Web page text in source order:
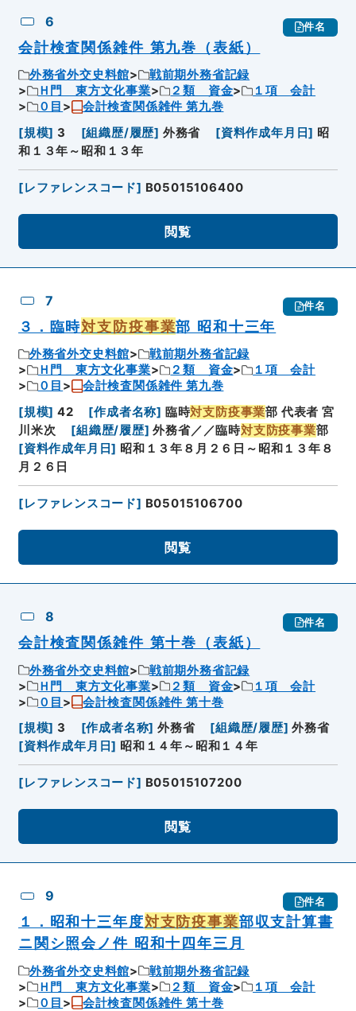
6 件名
会計検査関係雑件 第九巻（表紙）
外務省外交史料館
戦前期外務省記録
Ｈ門 東方文化事業
２類 資金
１項 会計
０目
会計検査関係雑件 第九巻
[規模] 3 [組織歴/履歴] 外務省 [資料作成年月日] 昭
和１３年～昭和１３年
[レファレンスコード] B05015106400
閲覧
7 件名
３．臨時対支防疫事業部 昭和十三年
外務省外交史料館
戦前期外務省記録
Ｈ門 東方文化事業
２類 資金
１項 会計
０目
会計検査関係雑件 第九巻
[規模] 42 [作成者名称] 臨時対支防疫事業部 代表者 宮
川米次
[組織歴/履歴] 外務省／／臨時対支防疫事業部
[資料作成年月日] 昭和１３年８月２６日～昭和１３年８
月２６日
[レファレンスコード] B05015106700
閲覧
8 件名
会計検査関係雑件 第十巻（表紙）
外務省外交史料館
戦前期外務省記録
Ｈ門 東方文化事業
２類 資金
１項 会計
０目
会計検査関係雑件 第十巻
[規模] 3 [作成者名称] 外務省 [組織歴/履歴] 外務省
[資料作成年月日] 昭和１４年～昭和１４年
[レファレンスコード] B05015107200
閲覧
9 件名
１．昭和十三年度対支防疫事業部収支計算書
ニ関シ照会ノ件 昭和十四年三月
外務省外交史料館
戦前期外務省記録
Ｈ門 東方文化事業
２類 資金
１項 会計
０目
会計検査関係雑件 第十巻